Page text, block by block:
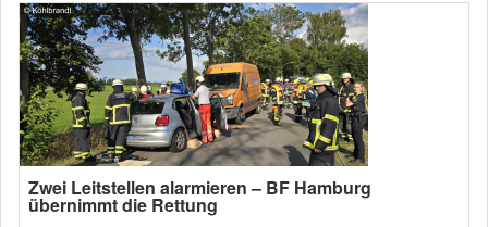
Zwei Leitstellen alarmieren – BF Hamburg
übernimmt die Rettung